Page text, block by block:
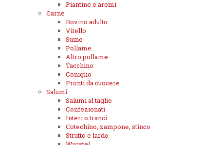
Piantine e aromi
Carne
Bovino adulto
Vitello
Suino
Pollame
Altro pollame
Tacchino
Coniglio
Pronti da cuocere
Salumi
Salumi al taglio
Confezionati
Interi o tranci
Cotechino, zampone, stinco
Strutto e lardo